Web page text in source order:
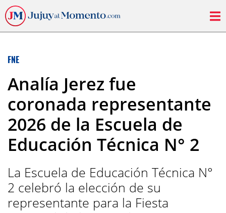
FNE
Analía Jerez fue
coronada representante
2026 de la Escuela de
Educación Técnica N° 2
La Escuela de Educación Técnica N°
2 celebró la elección de su
representante para la Fiesta